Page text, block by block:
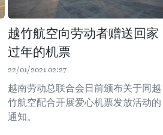
越竹航空向劳动者赠送回家
过年的机票
22/01/2021 02:27
越南劳动总联合会日前颁布关于同越
竹航空配合开展爱心机票发放活动的
通知。